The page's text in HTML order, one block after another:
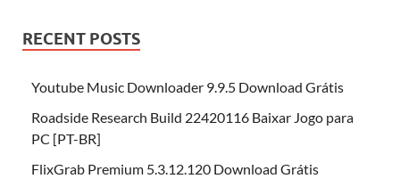
RECENT POSTS
Youtube Music Downloader 9.9.5 Download Grátis
Roadside Research Build 22420116 Baixar Jogo para
PC [PT-BR]
FlixGrab Premium 5.3.12.120 Download Grátis